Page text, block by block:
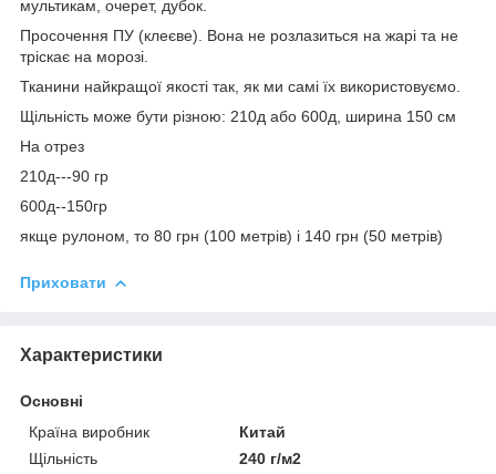
мультикам, очерет, дубок.
Просочення ПУ (клеєве). Вона не розлазиться на жарі та не
тріскає на морозі.
Тканини найкращої якості так, як ми самі їх використовуємо.
Щільність може бути різною: 210д або 600д, ширина 150 см
На отрез
210д---90 гр
600д--150гр
якще рулоном, то 80 грн (100 метрів) і 140 грн (50 метрів)
Приховати
Характеристики
Основні
Країна виробник
Китай
Щільність
240 г/м2